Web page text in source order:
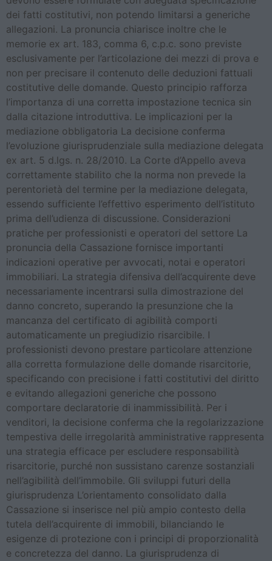
dei fatti costitutivi, non potendo limitarsi a generiche
allegazioni. La pronuncia chiarisce inoltre che le
memorie ex art. 183, comma 6, c.p.c. sono previste
esclusivamente per l’articolazione dei mezzi di prova e
non per precisare il contenuto delle deduzioni fattuali
costitutive delle domande. Questo principio rafforza
l’importanza di una corretta impostazione tecnica sin
dalla citazione introduttiva. Le implicazioni per la
mediazione obbligatoria La decisione conferma
l’evoluzione giurisprudenziale sulla mediazione delegata
ex art. 5 d.lgs. n. 28/2010. La Corte d’Appello aveva
correttamente stabilito che la norma non prevede la
perentorietà del termine per la mediazione delegata,
essendo sufficiente l’effettivo esperimento dell’istituto
prima dell’udienza di discussione. Considerazioni
pratiche per professionisti e operatori del settore La
pronuncia della Cassazione fornisce importanti
indicazioni operative per avvocati, notai e operatori
immobiliari. La strategia difensiva dell’acquirente deve
necessariamente incentrarsi sulla dimostrazione del
danno concreto, superando la presunzione che la
mancanza del certificato di agibilità comporti
automaticamente un pregiudizio risarcibile. I
professionisti devono prestare particolare attenzione
alla corretta formulazione delle domande risarcitorie,
specificando con precisione i fatti costitutivi del diritto
e evitando allegazioni generiche che possono
comportare declaratorie di inammissibilità. Per i
venditori, la decisione conferma che la regolarizzazione
tempestiva delle irregolarità amministrative rappresenta
una strategia efficace per escludere responsabilità
risarcitorie, purché non sussistano carenze sostanziali
nell’agibilità dell’immobile. Gli sviluppi futuri della
giurisprudenza L’orientamento consolidato dalla
Cassazione si inserisce nel più ampio contesto della
tutela dell’acquirente di immobili, bilanciando le
esigenze di protezione con i principi di proporzionalità
e concretezza del danno. La giurisprudenza di